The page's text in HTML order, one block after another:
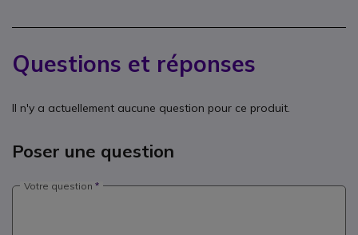
Questions et réponses
Il n'y a actuellement aucune question pour ce produit.
Poser une question
Votre question